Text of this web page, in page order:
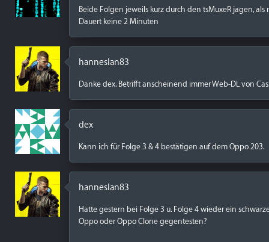
Beide Folgen jeweils kurz durch den tsMuxeR jagen,
Dauert keine 2 Minuten
hanneslan83
Danke dex. Betrifft anscheinend immer Web-DL von
dex
Kann ich für Folge 3 & 4 bestätigen auf dem Oppo 203.
hanneslan83
Hatte gestern bei Folge 3 u. Folge 4 wieder ein
Oppo oder Oppo Clone gegentesten?